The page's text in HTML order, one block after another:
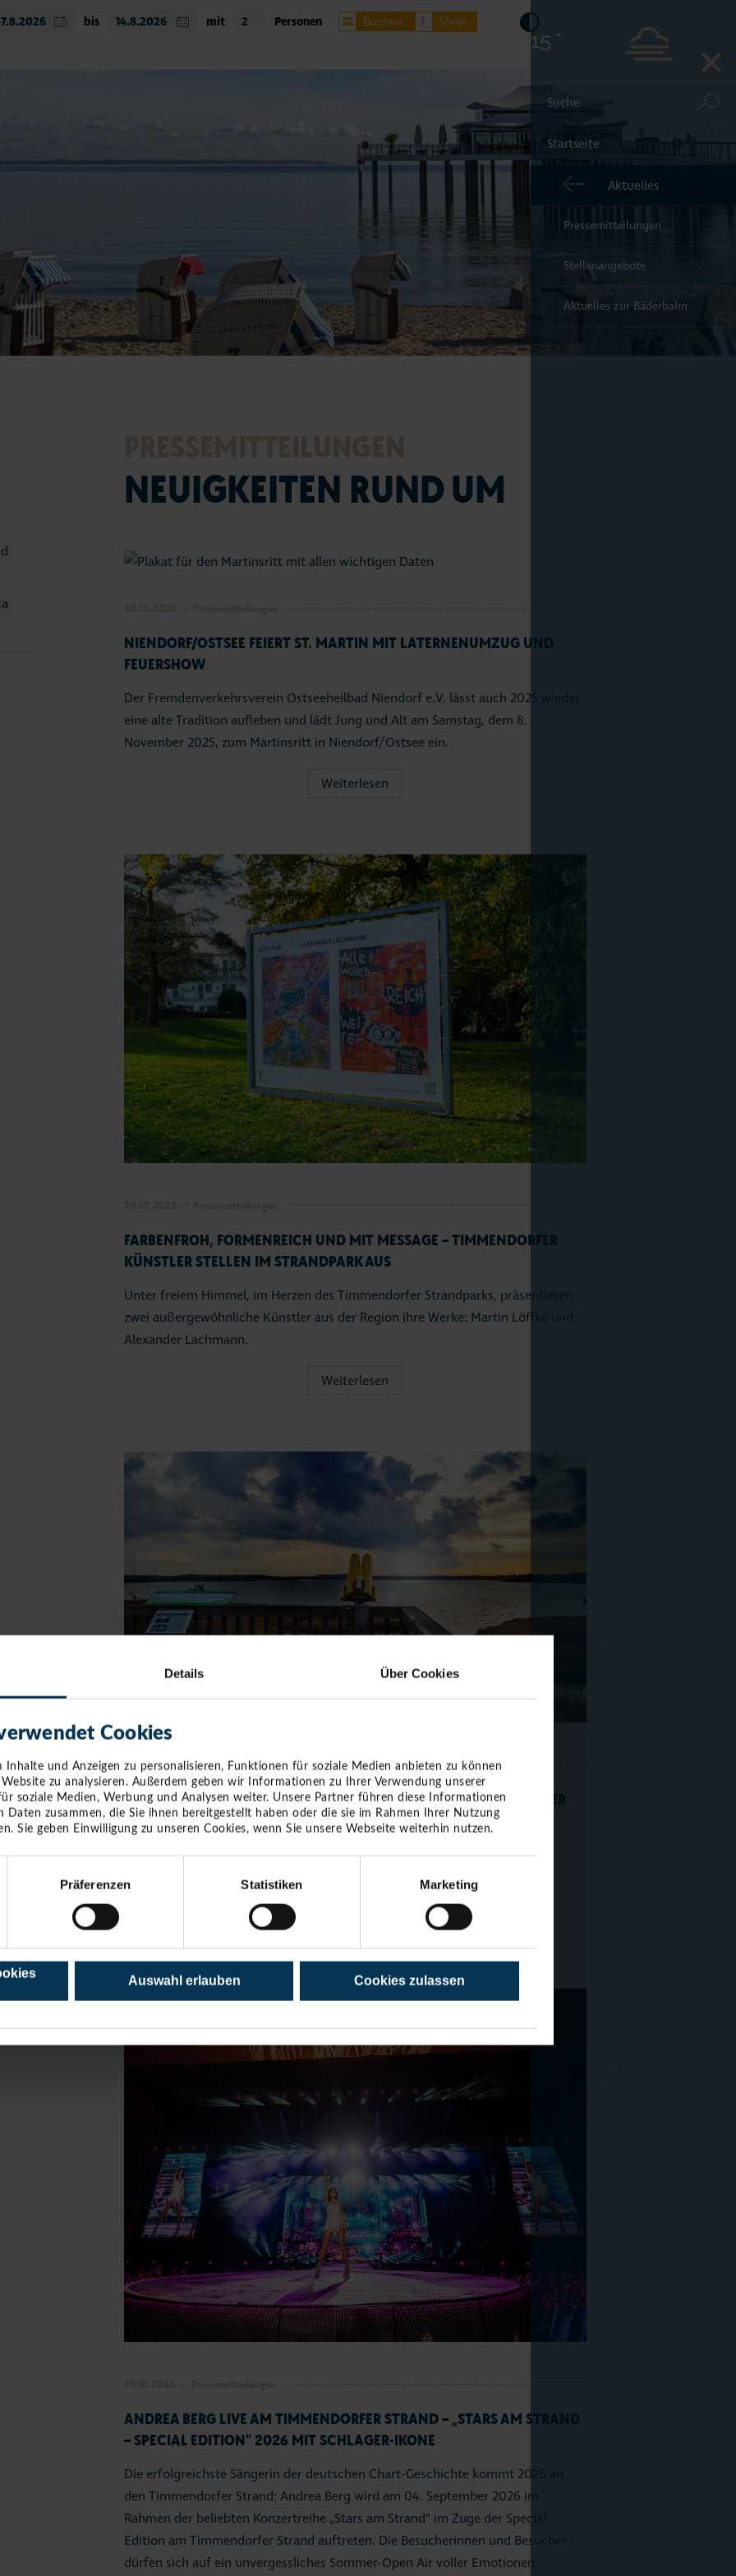
Details Über Cookies
Cookies
Inhalte und Anzeigen zu personalisieren, Funktionen für soziale Medien anbieten zu können
zu analysieren. Außerdem geben wir Informationen zu Ihrer Verwendung unserer
soziale Medien, Werbung und Analysen weiter. Unsere Partner führen diese Informationen
Daten zusammen, die Sie ihnen bereitgestellt haben oder die sie im Rahmen Ihrer Nutzung
Sie geben Einwilligung zu unseren Cookies, wenn Sie unsere Webseite weiterhin nutzen.
Präferenzen Statistiken Marketing
Auswahl erlauben Cookies zulassen
bis mit Personen Buchen Shop
15 °
Startseite
Niendorf/Ostsee
Hemmelsdorf
weitere Orte Lübecker Bucht
Unterkünfte buchen
Familienurlaub
Aktuelles
#StrandMomente
Aktuelles
Pressemitteilungen
Stellenangebote
Aktuelles zur Bäderbahn
NEUIGKEITEN RUND UM
NIENDORF/OSTSEE FEIERT ST. MARTIN MIT LATERNENUMZUG UND
FEUERSHOW
Der Fremdenverkehrsverein Ostseeheilbad Niendorf e.V. lässt auch 2025 wieder
eine alte Tradition aufleben und lädt Jung und Alt am Samstag, dem 8.
November 2025, zum Martinsritt in Niendorf/Ostsee ein.
Weiterlesen
FARBENFROH, FORMENREICH UND MIT MESSAGE – TIMMENDORFER
KÜNSTLER STELLEN IM STRANDPARK AUS
Unter freiem Himmel, im Herzen des Timmendorfer Strandparks, präsentieren
zwei außergewöhnliche Künstler aus der Region ihre Werke: Martin Löffke und
Alexander Lachmann.
Weiterlesen
30.10.2025 Pressemitteilungen
FREIZEITERLEBNIS: FISCHWANDERUNGEN MIT OSTSEEBOTSCHAFTER
THEO BAUERNSCHMIDT
Alle Interessierten sind herzlich willkommen an der Fischwanderung, vom
Süßwasser zum Salzwasser, am Samstag, 01. November teilzunehmen.
ANDREA BERG LIVE AM TIMMENDORFER STRAND – „STARS AM STRAND
– SPECIAL EDITION“ 2026 MIT SCHLAGER-IKONE
Die erfolgreichste Sängerin der deutschen Chart-Geschichte kommt 2026 an
den Timmendorfer Strand: Andrea Berg wird am 04. September 2026 im
Rahmen der beliebten Konzertreihe „Stars am Strand“ im Zuge der Special
Edition am Timmendorfer Strand auftreten. Die Besucherinnen und Besucher
dürfen sich auf ein unvergessliches Sommer-Open Air voller Emotionen,